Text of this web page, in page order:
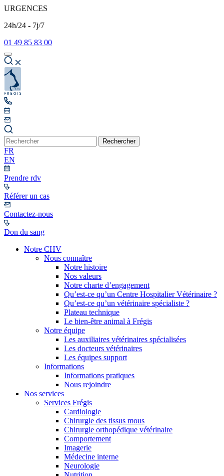
URGENCES
24h/24 - 7j/7
01 49 85 83 00
Rechercher
FR
EN
Prendre rdv
Référer un cas
Contactez-nous
Don du sang
Notre CHV
Nous connaître
Notre histoire
Nos valeurs
Notre charte d’engagement
Qu’est-ce qu’un Centre Hospitalier Vétérinaire ?
Qu’est-ce qu’un vétérinaire spécialiste ?
Plateau technique
Le bien-être animal à Frégis
Notre équipe
Les auxiliaires vétérinaires spécialisées
Les docteurs vétérinaires
Les équipes support
Informations
Informations pratiques
Nous rejoindre
Nos services
Services Frégis
Cardiologie
Chirurgie des tissus mous
Chirurgie orthopédique vétérinaire
Comportement
Imagerie
Médecine interne
Neurologie